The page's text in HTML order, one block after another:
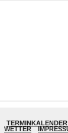
TERMINKALENDER
WETTER